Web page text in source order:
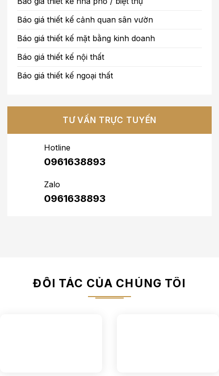
Báo giá thiết kế cảnh quan sân vườn
Báo giá thiết kế mặt bằng kinh doanh
Báo giá thiết kế nội thất
Báo giá thiết kế ngoại thất
TƯ VẤN TRỰC TUYẾN
Hotline
0961638893
Zalo
0961638893
ĐỐI TÁC CỦA CHÚNG TÔI